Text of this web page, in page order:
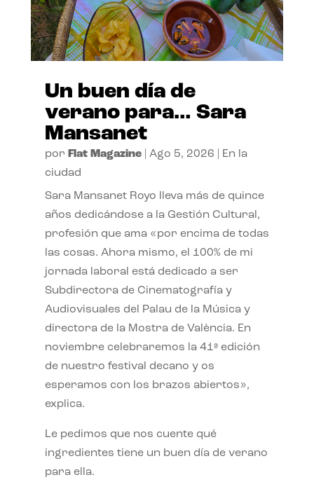
Un buen día de
verano para… Sara
Mansanet
por Flat Magazine| Ago 5, 2026
En la
ciudad
Sara Mansanet Royo lleva más de quince
años dedicándose a la Gestión Cultural,
profesión que ama «por encima de todas
las cosas. Ahora mismo, el 100% de mi
jornada laboral está dedicado a ser
Subdirectora de Cinematografía y
Audiovisuales del Palau de la Música y
directora de la Mostra de València. En
noviembre celebraremos la 41ª edición
de nuestro festival decano y os
esperamos con los brazos abiertos»,
explica.
Le pedimos que nos cuente qué
ingredientes tiene un buen día de verano
para ella.